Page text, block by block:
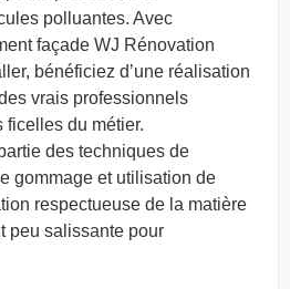
polluantes. Avec
façade WJ Rénovation
bénéficiez d’une réalisation
vrais professionnels
ficelles du métier.
des techniques de
gommage et utilisation de
respectueuse de la matière
peu salissante pour